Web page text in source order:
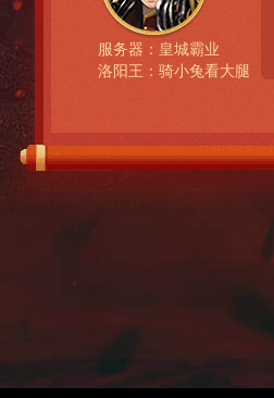
服务器：皇城霸业
洛阳王：骑小兔看大腿
服务器：战无不胜